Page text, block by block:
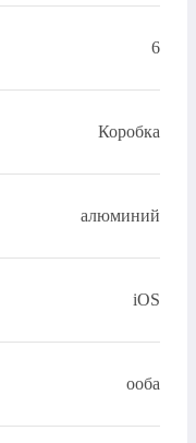
6
Коробка
алюминий
iOS
ооба